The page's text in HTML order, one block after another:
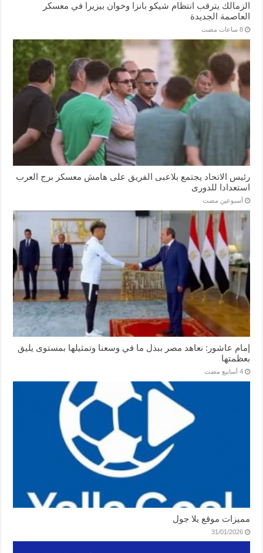
الزمالك يترقب انتظام شيكو بانزا وخوان بيزيرا في معسكر
العاصمة الجديدة
‏8 ساعات مضت
رئيس الاتحاد يجتمع بلاعبى الفريق على هامش معسكر برج العرب
استعدادا للدورى
‏أسبوعين مضت
إمام عاشور: نعاهد مصر ببذل ما في وسعنا وتمثيلها بمستوى يليق
بعظمتها
‏4 أسابيع مضت
مميزات موقع يلا جول
31/01/2026